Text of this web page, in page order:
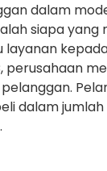
dalam
siapa yang
perusahaan
dalam